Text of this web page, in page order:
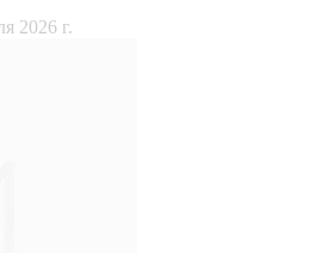
2026 г.